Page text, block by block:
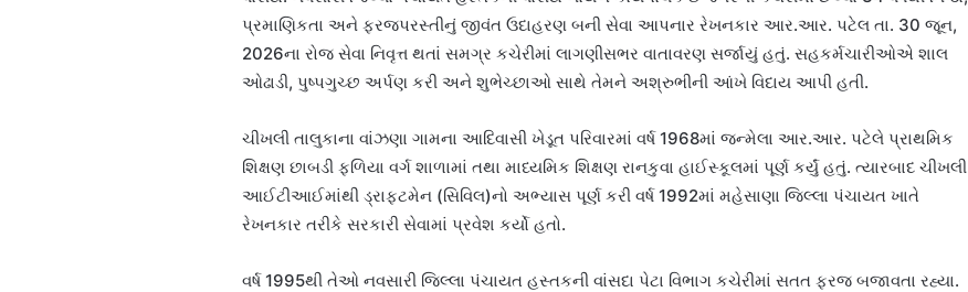
પ્રમાણિકતા અને ફરજપરસ્તીનું જીવંત ઉદાહરણ બની સેવા આપનાર રેખનકાર આર.આર. પટેલ તા. 30 જૂન,
2026ના રોજ સેવા નિવૃત્ત થતાં સમગ્ર કચેરીમાં લાગણીસભર વાતાવરણ સર્જાયું હતું. સહકર્મચારીઓએ શાલ
ઓઢાડી, પુષ્પગુચ્છ અર્પણ કરી અને શુભેચ્છાઓ સાથે તેમને અશ્રુભીની આંખે વિદાય આપી હતી.
ચીખલી તાલુકાના વાંઝણા ગામના આદિવાસી ખેડૂત પરિવારમાં વર્ષ 1968માં જન્મેલા આર.આર. પટેલે પ્રાથમિક
શિક્ષણ છાબડી ફળિયા વર્ગ શાળામાં તથા માધ્યમિક શિક્ષણ રાનકુવા હાઈસ્કૂલમાં પૂર્ણ કર્યું હતું. ત્યારબાદ ચીખલી
આઈટીઆઈમાંથી ડ્રાફ્ટમેન (સિવિલ)નો અભ્યાસ પૂર્ણ કરી વર્ષ 1992માં મહેસાણા જિલ્લા પંચાયત ખાતે
રેખનકાર તરીકે સરકારી સેવામાં પ્રવેશ કર્યો હતો.
વર્ષ 1995થી તેઓ નવસારી જિલ્લા પંચાયત હસ્તકની વાંસદા પેટા વિભાગ કચેરીમાં સતત ફરજ બજાવતા રહ્યા.